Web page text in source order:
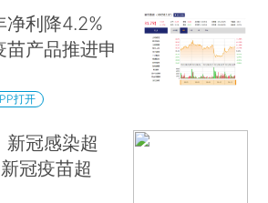
净利降4.2%
产品推进申
打开
新冠感染超
冠疫苗超